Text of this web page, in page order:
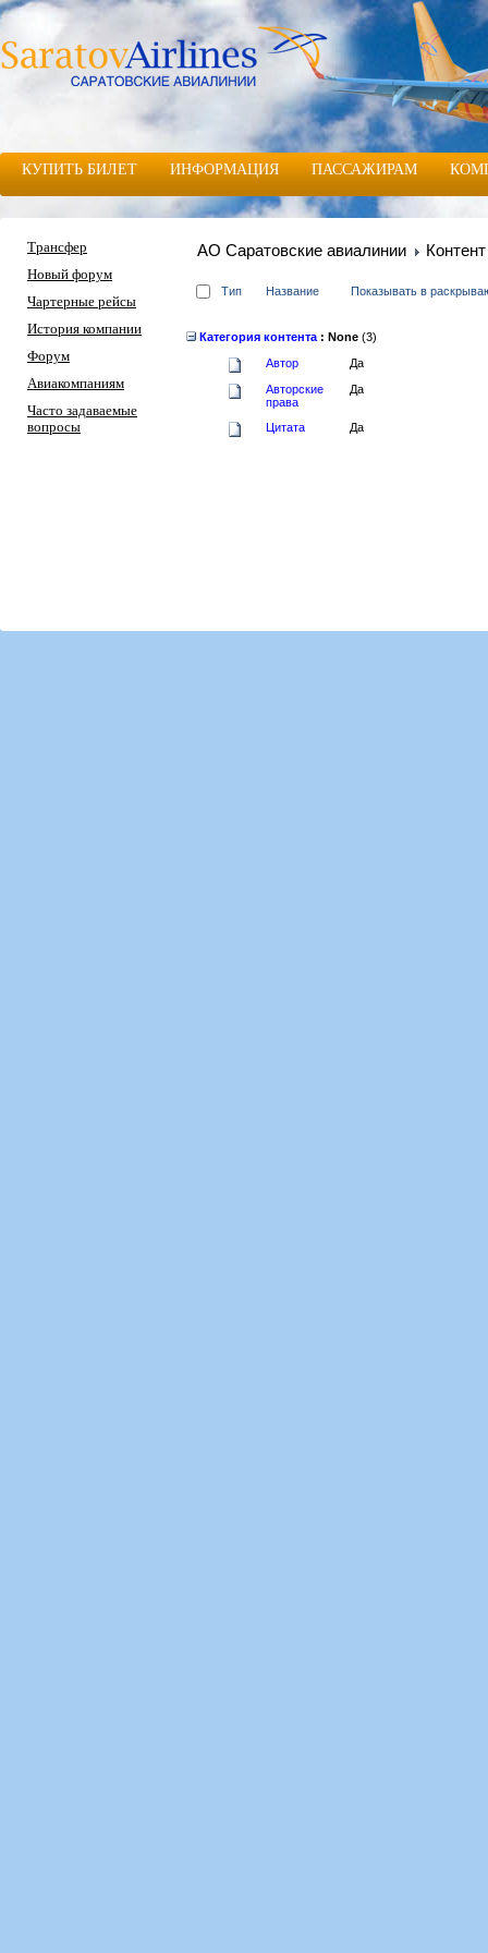
КУПИТЬ БИЛЕТ ИНФОРМАЦИЯ ПАССАЖИРАМ
Трансфер
Новый форум
Чартерные рейсы
История компании
Форум
Авиакомпаниям
Часто задаваемые
вопросы
АО Саратовские авиалинии
Тип Название Показывать в
Категория контента : None ‎(3)
Автор
Да
Авторские
права
Да
Цитата Да